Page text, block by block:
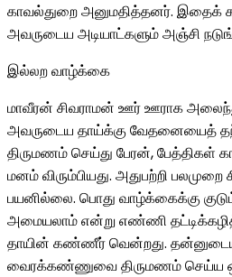
காவல்துறை அனுமதித்தனர்.
அவருடைய அடியாட்களும் அஞ்சி
இல்லற வாழ்க்கை
மாவீரன் சிவராமன் ஊர் ஊராக
அவருடைய தாய்க்கு வேதனையைத்
திருமணம் செய்து பேரன்,
மனம் விரும்பியது. அதுபற்றி பலமுறை
பயனில்லை. பொது வாழ்க்கைக்கு
அமையலாம் என்று எண்ணி
தாயின் கண்ணீர் வென்றது.
வைரக்கண்ணுவை திருமணம் செய்ய